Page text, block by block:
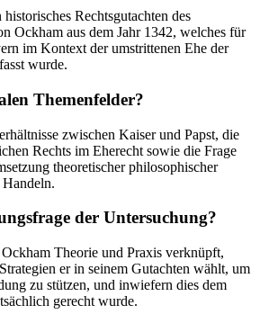
Rechtsgutachten des
Ockham aus dem Jahr 1342, welches für
im Kontext der umstrittenen Ehe der
wurde.
Themenfelder?
zwischen Kaiser und Papst, die
Rechts im Eherecht sowie die Frage
theoretischer philosophischer
der Untersuchung?
Theorie und Praxis verknüpft,
er in seinem Gutachten wählt, um
zu stützen, und inwiefern dies dem
gerecht wurde.